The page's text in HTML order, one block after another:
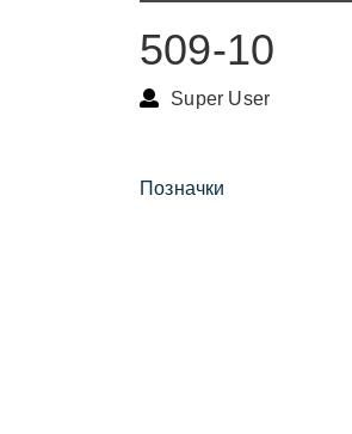
509-10
Super User
Позначки